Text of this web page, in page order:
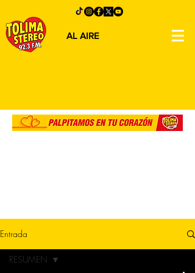
AL AIRE
Entrada
RESUMEN